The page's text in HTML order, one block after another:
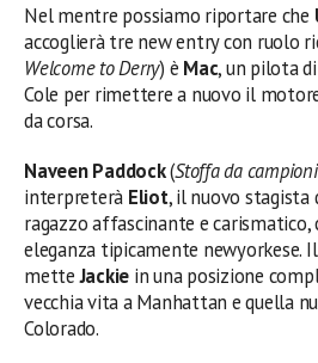
Nel mentre possiamo riportare che
accoglierà tre new entry con ruolo
Welcome to Derry) è Mac, un pilota
Cole per rimettere a nuovo il
da corsa.
Naveen Paddock(Stoffa da
interpreterà Eliot, il nuovo stagista
ragazzo affascinante e carismatico,
eleganza tipicamente newyorkese.
metteJackie in una posizione
vecchia vita a Manhattan e quella
Colorado.